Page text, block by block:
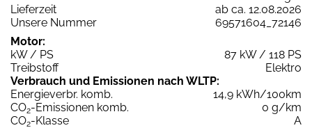
Lieferzeit
ab ca. 12.08.2026
Unsere Nummer
69571604_72146
Motor:
kW / PS
87 kW / 118 PS
Treibstoff
Elektro
Verbrauch und Emissionen nach WLTP:
Energieverbr. komb.
14,9 kWh/100km
CO2-Emissionen komb.
0 g/km
CO2-Klasse
A